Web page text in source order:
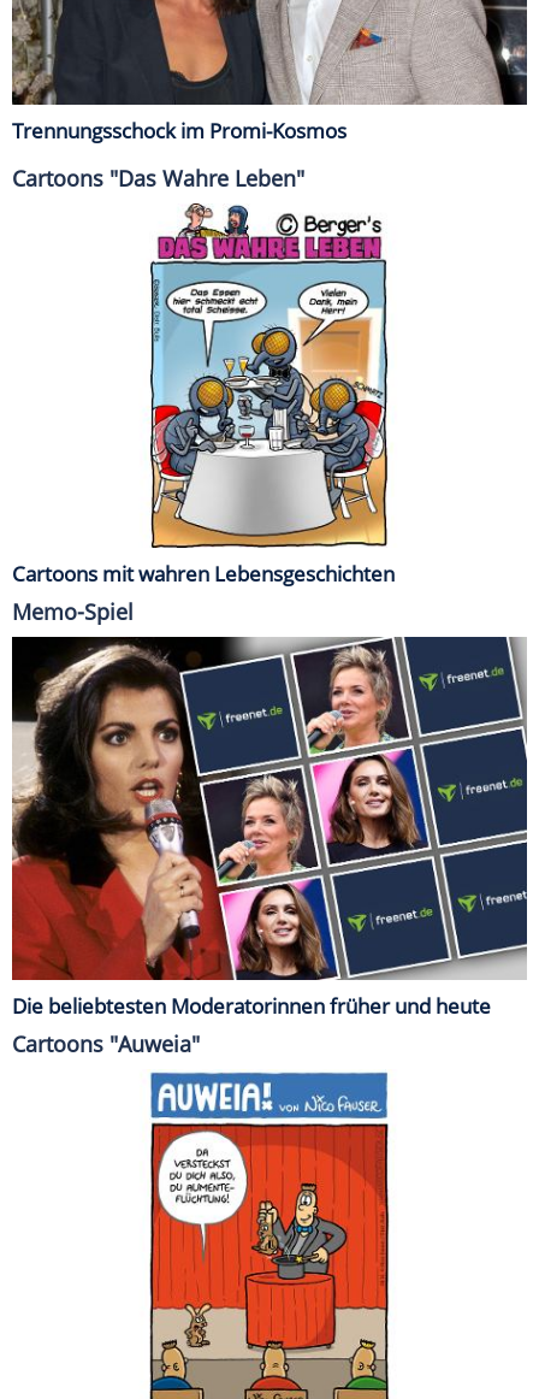
Trennungsschock im Promi-Kosmos
Cartoons "Das Wahre Leben"
Cartoons mit wahren Lebensgeschichten
Memo-Spiel
Die beliebtesten Moderatorinnen früher und heute
Cartoons "Auweia"